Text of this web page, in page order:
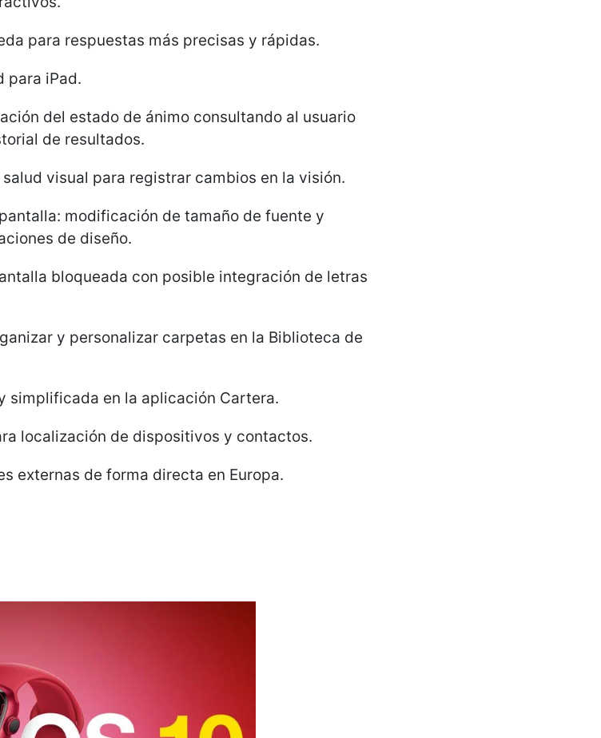
para respuestas más precisas y rápidas.
para iPad.
del estado de ánimo consultando al usuario
de resultados.
visual para registrar cambios en la visión.
modificación de tamaño de fuente y
de diseño.
bloqueada con posible integración de letras
y personalizar carpetas en la Biblioteca de
simplificada en la aplicación Cartera.
localización de dispositivos y contactos.
externas de forma directa en Europa.